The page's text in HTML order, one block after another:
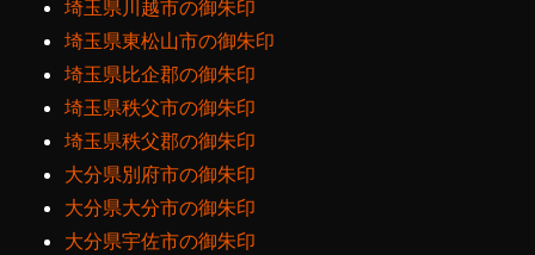
埼玉県川越市の御朱印
埼玉県東松山市の御朱印
埼玉県比企郡の御朱印
埼玉県秩父市の御朱印
埼玉県秩父郡の御朱印
大分県別府市の御朱印
大分県大分市の御朱印
大分県宇佐市の御朱印